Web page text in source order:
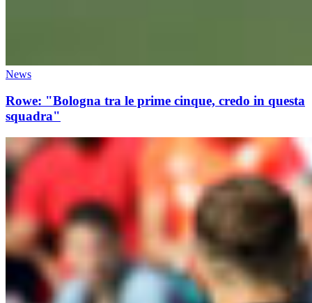
News
Rowe: "Bologna tra le prime cinque, credo in questa
squadra"